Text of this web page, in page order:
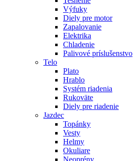
Výfuky
Diely pre motor
Zapalovanie
Elektrika
Chladenie
Palivové príslušenstvo
Telo
Plato
Hrablo
Systém riadenia
Rukoväte
Diely pre riadenie
Jazdec
Topánky
Vesty
Helmy
Okuliare
Neoprény